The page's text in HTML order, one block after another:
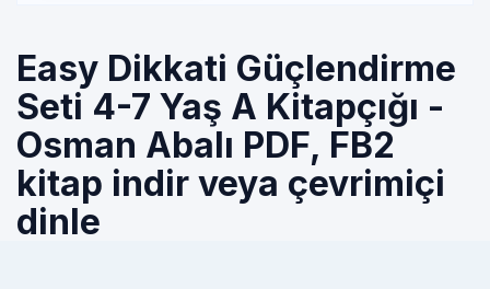
Easy Dikkati Güçlendirme
Seti 4-7 Yaş A Kitapçığı -
Osman Abalı PDF, FB2
kitap indir veya çevrimiçi
dinle